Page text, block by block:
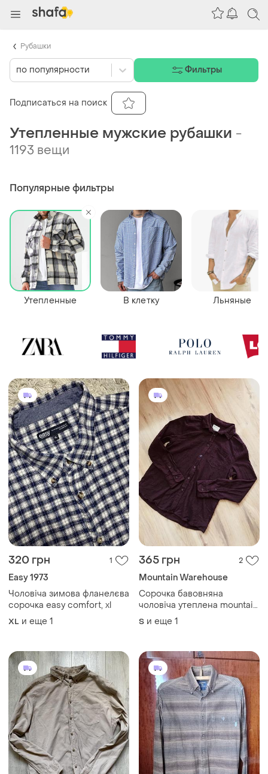
Утепленные мужские рубашки -
1193 вещи
320 грн 1
Easy 1973
Чоловіча зимова фланелєва
сорочка easy comfort, xl
XL и еще 1
365 грн 2
Mountain Warehouse
Сорочка бавовняна
чоловіча утеплена mountain
warehouse (m)
S и еще 1
Популярные фильтры
Утепленные В клетку Льняные
по популярности Фильтры
Подписаться на поиск
Рубашки